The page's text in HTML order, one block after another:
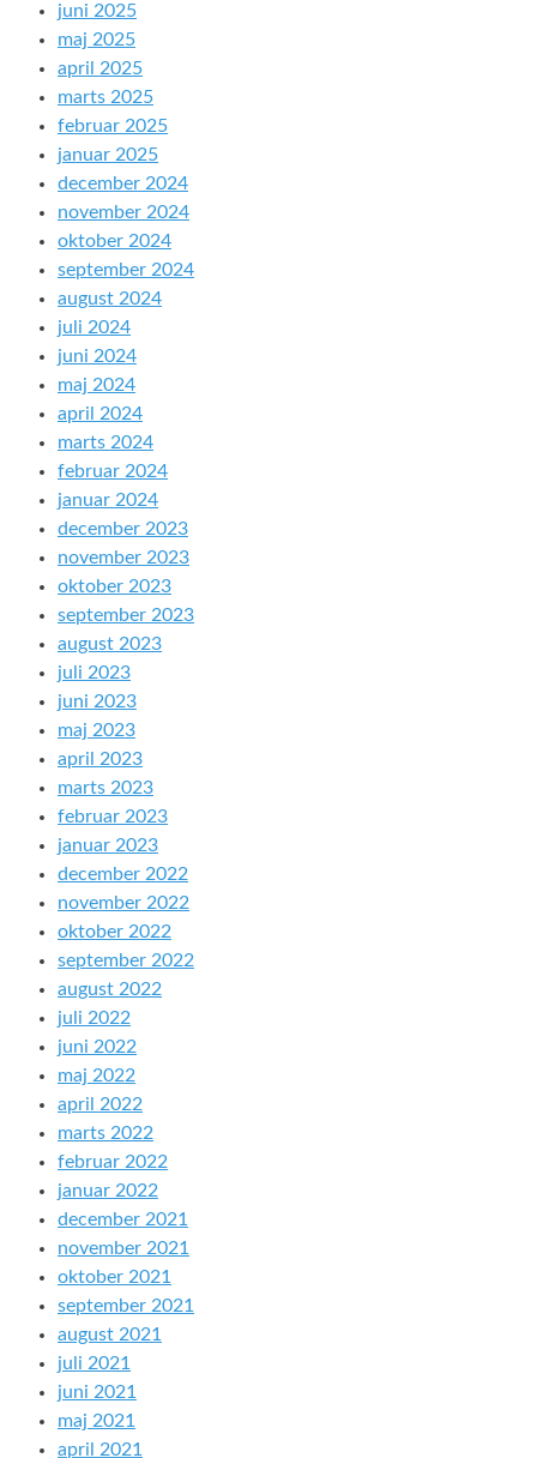
juni 2025
maj 2025
april 2025
marts 2025
februar 2025
januar 2025
december 2024
november 2024
oktober 2024
september 2024
august 2024
juli 2024
juni 2024
maj 2024
april 2024
marts 2024
februar 2024
januar 2024
december 2023
november 2023
oktober 2023
september 2023
august 2023
juli 2023
juni 2023
maj 2023
april 2023
marts 2023
februar 2023
januar 2023
december 2022
november 2022
oktober 2022
september 2022
august 2022
juli 2022
juni 2022
maj 2022
april 2022
marts 2022
februar 2022
januar 2022
december 2021
november 2021
oktober 2021
september 2021
august 2021
juli 2021
juni 2021
maj 2021
april 2021